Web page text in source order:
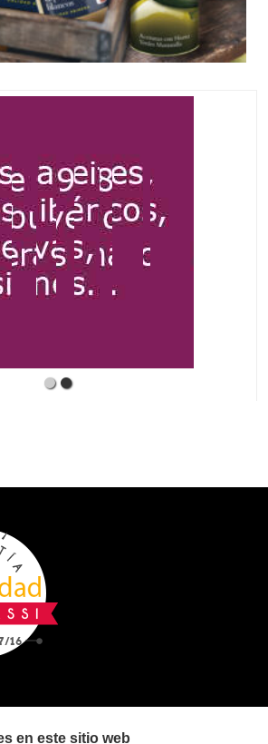
en este sitio web